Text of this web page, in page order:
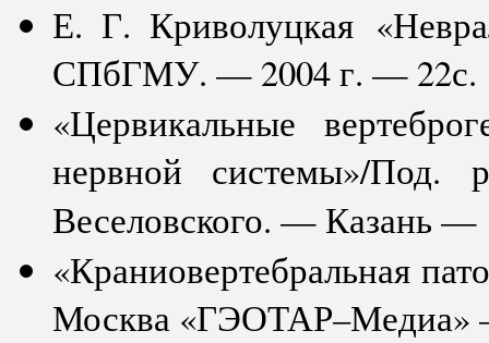
Е. Г. Криволуцкая
СПбГМУ. — 2004 г. — 22с.
«Цервикальные
нервной системы»/
Веселовского. — Казань —
«Краниовертебральная
Москва «ГЭОТАР–Медиа»